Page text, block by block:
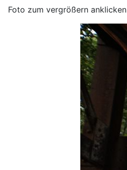
Foto zum vergrößern anklicken